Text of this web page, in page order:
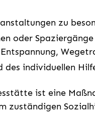
zu
oder
des individuellen
ist eine
zuständigen